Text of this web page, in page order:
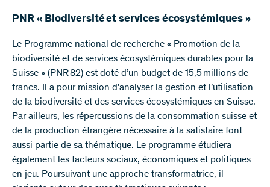
PNR « Biodiversité et services écosystémiques »
Le Programme national de recherche « Promotion de la
biodiversité et de services écosystémiques durables pour la
Suisse » (PNR 82) est doté d’un budget de 15,5 millions de
francs. Il a pour mission d’analyser la gestion et l’utilisation
de la biodiversité et des services écosystémiques en Suisse.
Par ailleurs, les répercussions de la consommation suisse et
de la production étrangère nécessaire à la satisfaire font
aussi partie de sa thématique. Le programme étudiera
également les facteurs sociaux, économiques et politiques
en jeu. Poursuivant une approche transformatrice, il